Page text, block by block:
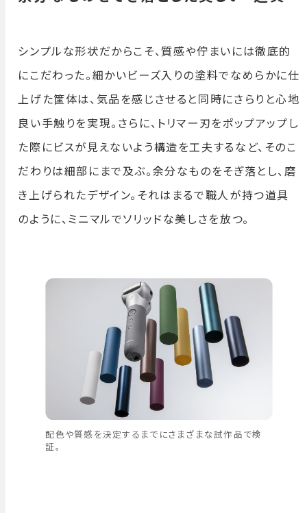
シンプルな形状だからこそ、質感や佇まいには徹底的
にこだわった。細かいビーズ入りの塗料でなめらかに仕
上げた筐体は、気品を感じさせると同時にさらりと心地
良い手触りを実現。さらに、トリマー刃をポップアップし
た際にビスが見えないよう構造を工夫するなど、そのこ
だわりは細部にまで及ぶ。余分なものをそぎ落とし、磨
き上げられたデザイン。それはまるで職人が持つ道具
のように、ミニマルでソリッドな美しさを放つ。
配色や質感を決定するまでにさまざまな試作品で検
証。